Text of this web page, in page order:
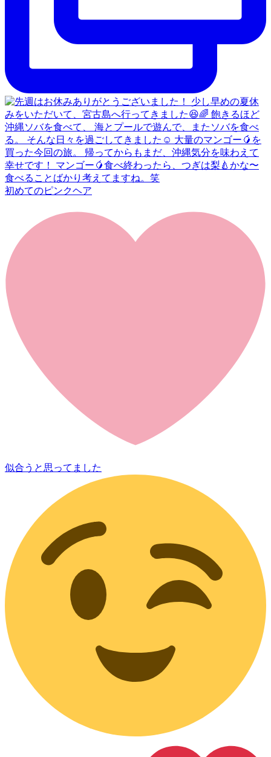
初めてのピンクヘア
似合うと思ってました